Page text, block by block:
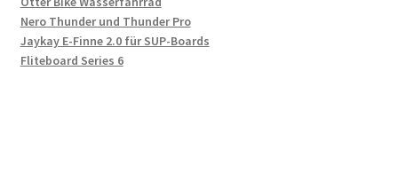
Nero Thunder und Thunder Pro
Jaykay E-Finne 2.0 für SUP-Boards
Fliteboard Series 6